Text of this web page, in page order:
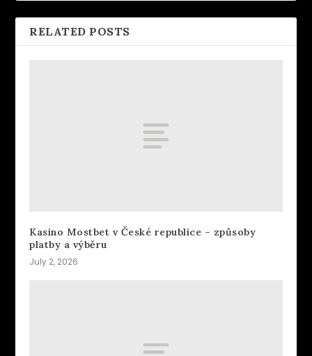
RELATED POSTS
Kasino Mostbet v České republice – způsoby
platby a výběru
July 2, 2026